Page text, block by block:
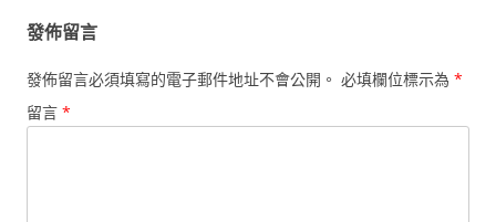
發佈留言
發佈留言必須填寫的電子郵件地址不會公開。 必填欄位標示為 *
留言 *